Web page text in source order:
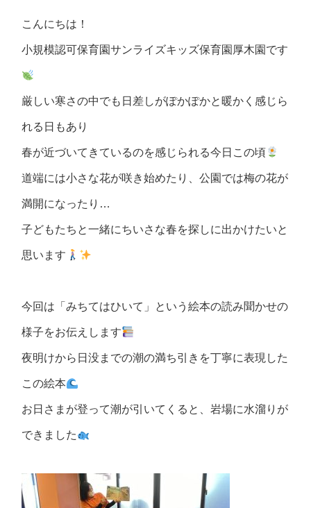
こんにちは！
小規模認可保育園サンライズキッズ保育園厚木園です
厳しい寒さの中でも日差しがぽかぽかと暖かく感じら
れる日もあり
春が近づいてきているのを感じられる今日この頃
道端には小さな花が咲き始めたり、公園では梅の花が
満開になったり…
子どもたちと一緒にちいさな春を探しに出かけたいと
思います
今回は「みちてはひいて」という絵本の読み聞かせの
様子をお伝えします
夜明けから日没までの潮の満ち引きを丁寧に表現した
この絵本
お日さまが登って潮が引いてくると、岩場に水溜りが
できました